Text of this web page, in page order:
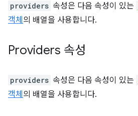
providers 속성은 다음 속성이 있는
객체 의 배열을 사용합니다.
Providers 속성
providers 속성은 다음 속성이 있는
객체 의 배열을 사용합니다.